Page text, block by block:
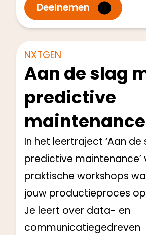
Deelnemen
Start: Q1 2025
Engineers
NXTGEN
Aan de slag
predictive
maintenance
In het leertraject ‘Aan
predictive maintenance’
praktische workshops
jouw productieproces
Je leert over data- en
communicatiegedreven